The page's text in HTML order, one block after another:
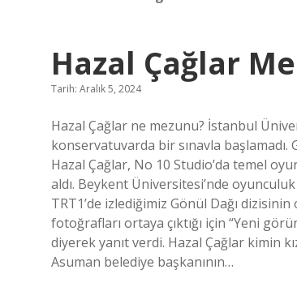
Hazal Çağlar
Tarih: Aralık 5, 2024
Hazal Çağlar ne mezunu? İstanbul
konservatuvarda bir sınavla başlamadı.
Hazal Çağlar, No 10 Studio’da temel
aldı. Beykent Üniversitesi’nde
TRT1’de izlediğimiz Gönül Dağı
fotoğrafları ortaya çıktığı için “Yeni
diyerek yanıt verdi. Hazal Çağlar kimin
Asuman belediye başkanının…